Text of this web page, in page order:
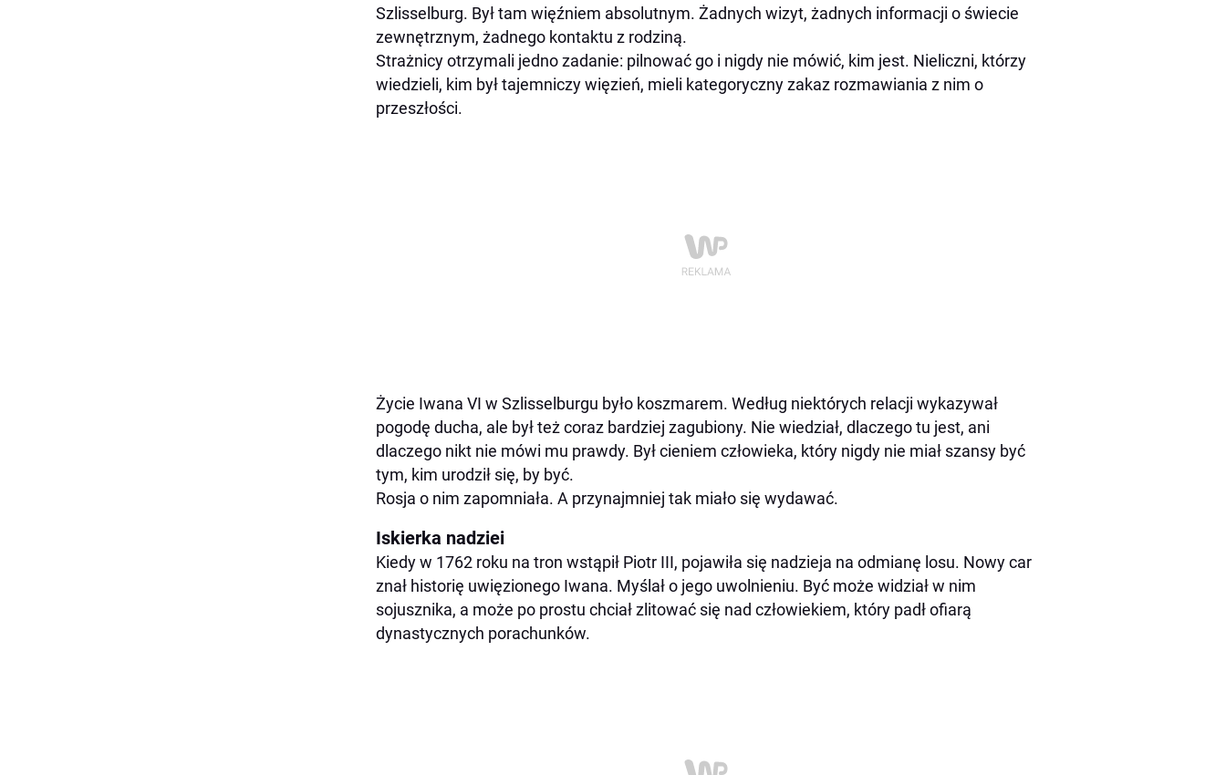
Szlisselburg. Był tam więźniem absolutnym. Żadnych wizyt, żadnych informacji o świecie
zewnętrznym, żadnego kontaktu z rodziną.
Strażnicy otrzymali jedno zadanie: pilnować go i nigdy nie mówić, kim jest. Nieliczni, którzy
wiedzieli, kim był tajemniczy więzień, mieli kategoryczny zakaz rozmawiania z nim o
przeszłości.
Życie Iwana VI w Szlisselburgu było koszmarem. Według niektórych relacji wykazywał
pogodę ducha, ale był też coraz bardziej zagubiony. Nie wiedział, dlaczego tu jest, ani
dlaczego nikt nie mówi mu prawdy. Był cieniem człowieka, który nigdy nie miał szansy być
tym, kim urodził się, by być.
Rosja o nim zapomniała. A przynajmniej tak miało się wydawać.
Iskierka nadziei
Kiedy w 1762 roku na tron wstąpił Piotr III, pojawiła się nadzieja na odmianę losu. Nowy car
znał historię uwięzionego Iwana. Myślał o jego uwolnieniu. Być może widział w nim
sojusznika, a może po prostu chciał zlitować się nad człowiekiem, który padł ofiarą
dynastycznych porachunków.